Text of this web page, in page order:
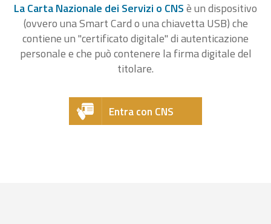
La Carta Nazionale dei Servizi o CNSè un dispositivo
(ovvero una Smart Card o una chiavetta USB) che
contiene un "certificato digitale" di autenticazione
personale e che può contenere la firma digitale del
titolare.
Entra con CNS